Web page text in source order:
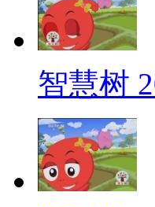
智慧树